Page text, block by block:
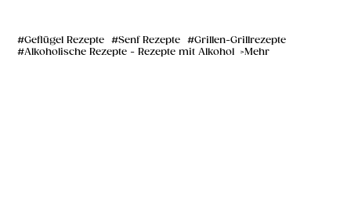
Geflügel Rezepte Senf Rezepte
Grillen-Grillrezepte
Alkoholische Rezepte - Rezepte mit Alkohol
Mehr